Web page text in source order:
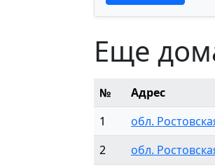
Еще
№ Адрес
1
обл.
2
обл.